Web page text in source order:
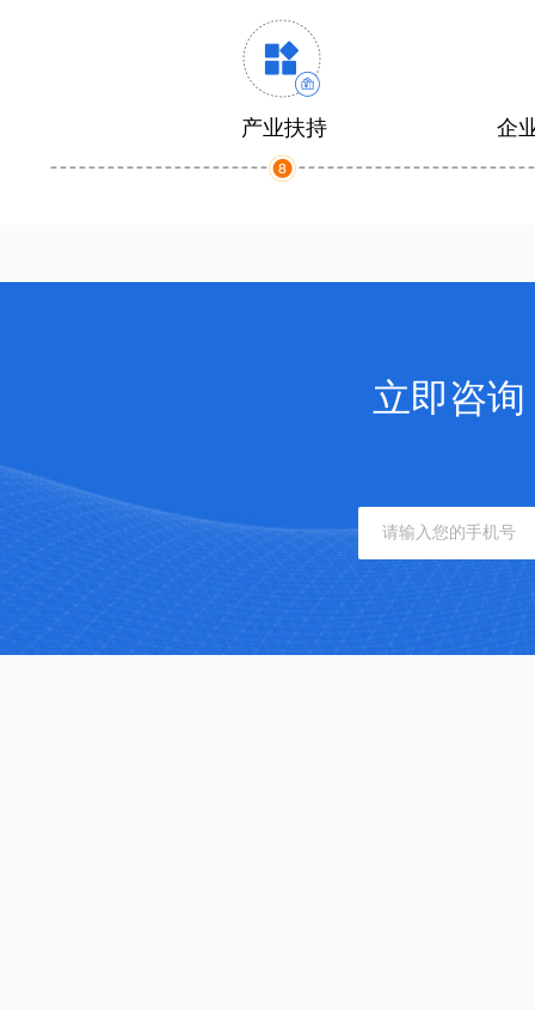
产业扶持 企
立即咨